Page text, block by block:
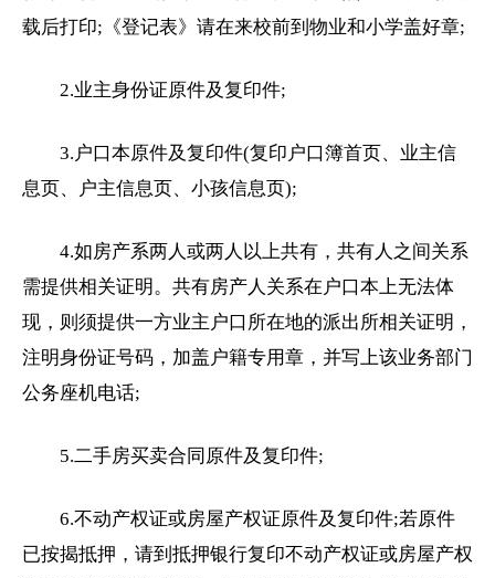
载后打印;《登记表》请在来校前到物业和小学盖好章;
2.业主身份证原件及复印件;
3.户口本原件及复印件(复印户口簿首页、业主信
息页、户主信息页、小孩信息页);
4.如房产系两人或两人以上共有，共有人之间关系
需提供相关证明。共有房产人关系在户口本上无法体
现，则须提供一方业主户口所在地的派出所相关证明，
注明身份证号码，加盖户籍专用章，并写上该业务部门
公务座机电话;
5.二手房买卖合同原件及复印件;
6.不动产权证或房屋产权证原件及复印件;若原件
已按揭抵押，请到抵押银行复印不动产权证或房屋产权